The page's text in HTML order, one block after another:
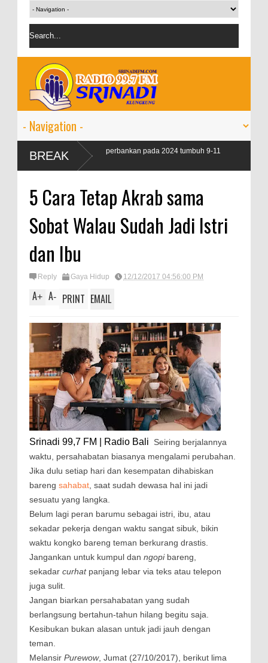
BREAK
targetkan kredit perbankan pada 2024 tumbuh 9-11
5 Cara Tetap Akrab sama
Sobat Walau Sudah Jadi Istri
dan Ibu
Reply Gaya Hidup 12/12/2017 04:56:00 PM
A+ A- PRINT EMAIL
Srinadi 99,7 FM | Radio Bali Seiring berjalannya
waktu, persahabatan biasanya mengalami perubahan.
Jika dulu setiap hari dan kesempatan dihabiskan
bareng sahabat , saat sudah dewasa hal ini jadi
sesuatu yang langka.
Belum lagi peran barumu sebagai istri, ibu, atau
sekadar pekerja dengan waktu sangat sibuk, bikin
waktu kongko bareng teman berkurang drastis.
Jangankan untuk kumpul dan ngopibareng,
sekadar curhatpanjang lebar via teks atau telepon
juga sulit.
Jangan biarkan persahabatan yang sudah
berlangsung bertahun-tahun hilang begitu saja.
Kesibukan bukan alasan untuk jadi jauh dengan
teman.
Melansir Purewow, Jumat (27/10/2017), berikut lima